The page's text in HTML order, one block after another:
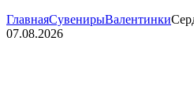
ГлавнаяСувенирыВалентинки
07.08.2026